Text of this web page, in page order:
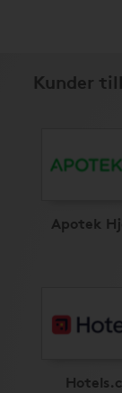
Kunder
Apotek